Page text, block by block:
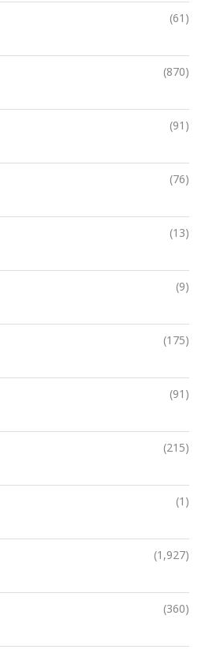
(61)
(870)
(91)
(76)
(13)
(9)
(175)
(91)
(215)
(1)
(1,927)
(360)